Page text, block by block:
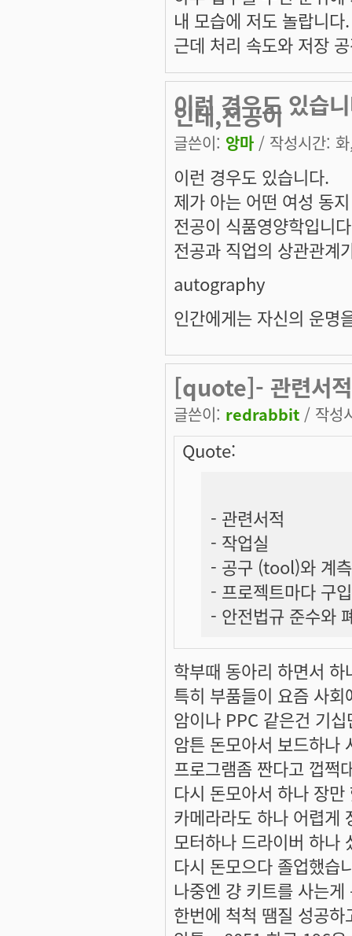
내 모습에 저도 놀랍니다.
근데 처리 속도와 저장
이런 경우도 있습
인데,전공이
글쓴이: 앙마 / 작성시간:
이런 경우도 있습니다.
제가 아는 어떤 여성 동
전공이 식품영양학입니
전공과 직업의 상관관계
autography
인간에게는 자신의 운명
[quote]- 관련서
글쓴이: redrabbit / 작성
Quote:
- 관련서적
- 작업실
- 공구 (tool)와 계
- 프로젝트마다 구
- 안전법규 준수와
학부때 동아리 하면서
특히 부품들이 요즘 사
암이나 PPC 같은건 기
암튼 돈모아서 보드하나
프로그램좀 짠다고 껍쩍
다시 돈모아서 하나 장
카메라라도 하나 어렵게
모터하나 드라이버 하나
다시 돈모으다 졸업했
나중엔 걍 키트를 사는
한번에 척척 땜질 성공